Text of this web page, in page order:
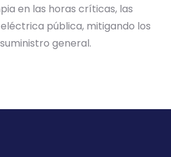
en las horas críticas, las
pública, mitigando los
general.